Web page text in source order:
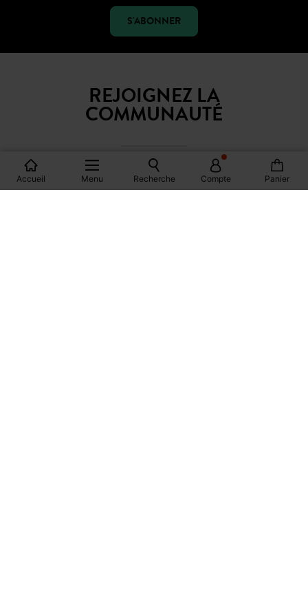
Accueil Menu Recherche Compte Panier
S'ABONNER
REJOIGNEZ LA
COMMUNAUTÉ